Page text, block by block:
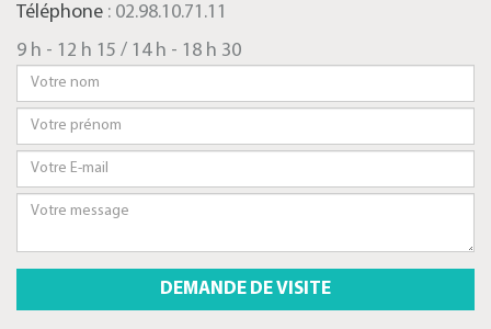
Téléphone : 02.98.10.71.11
9 h - 12 h 15 / 14 h - 18 h 30